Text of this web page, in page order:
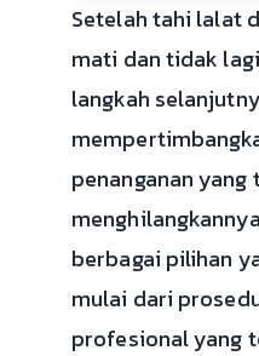
Setelah tahi lalat
mati dan tidak
langkah
penanganan
berbagai pilihan
mulai dari
profesional yang